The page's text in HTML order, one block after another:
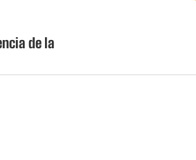
geolocation-header-icon-text
account
de la